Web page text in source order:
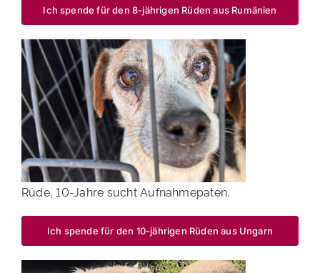
Ich spende für den 8-jährigen Rüden aus Rumänien
Rüde, 10-Jahre sucht Aufnahmepaten.
Ich spende für den 10-jährigen Rüden aus Ungarn